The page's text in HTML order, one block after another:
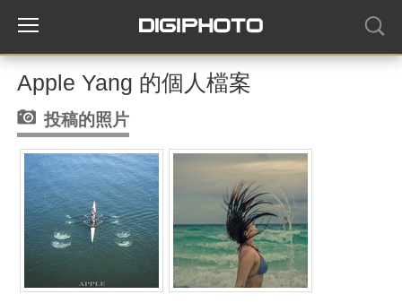
Apple Yang 的個人檔案
投稿的照片